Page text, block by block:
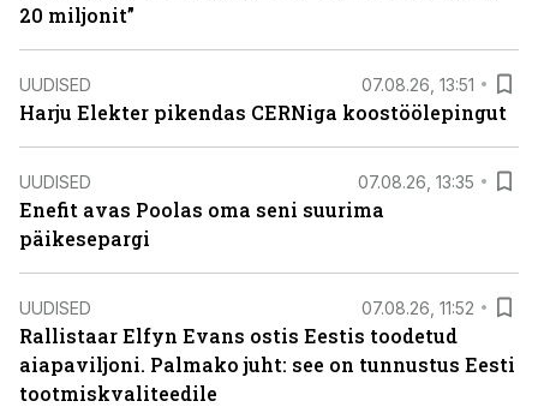
20 miljonit”
UUDISED 07.08.26, 13:51
Harju Elekter pikendas CERNiga koostöölepingut
UUDISED 07.08.26, 13:35
Enefit avas Poolas oma seni suurima
päikesepargi
UUDISED 07.08.26, 11:52
Rallistaar Elfyn Evans ostis Eestis toodetud
aiapaviljoni. Palmako juht: see on tunnustus Eesti
tootmiskvaliteedile